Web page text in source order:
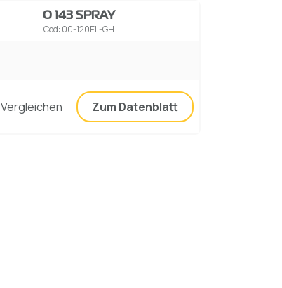
O 143 SPRAY
Cod: 00-120EL-GH
Vergleichen Zum Datenblatt